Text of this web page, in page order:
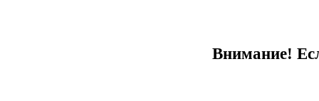
Внимание!